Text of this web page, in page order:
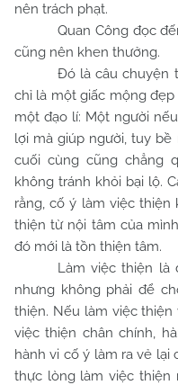
nên trách phạt.
Quan Công đọc
cũng nên khen thưởng.
Đó là câu chuyện
chỉ là một giấc mộng
một đạo lí: Một người
lợi mà giúp người, tuy
cuối cùng cũng chẳng
không tránh khỏi bại lộ.
rằng, cố ý làm việc thiện
thiện từ nội tâm của
đó mới là tồn thiện tâm.
Làm việc thiện là
nhưng không phải để
thiện. Nếu làm việc
việc thiện chân chính,
hành vi cố ý làm ra vẻ lại
thực lòng làm việc thiện